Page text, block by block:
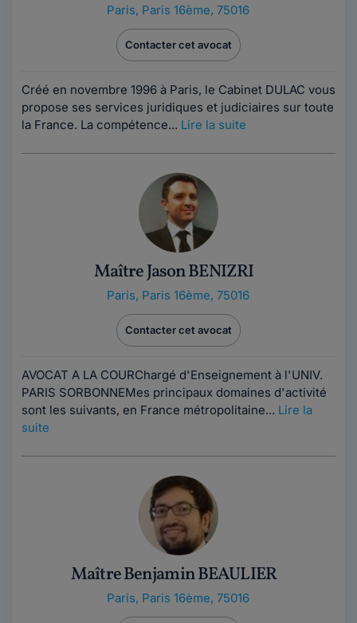
Paris, Paris 16ème, 75016
Contacter cet avocat
Créé en novembre 1996 à Paris, le Cabinet DULAC vous
propose ses services juridiques et judiciaires sur toute
la France. La compétence... Lire la suite
Maître Jason BENIZRI
Paris, Paris 16ème, 75016
Contacter cet avocat
AVOCAT A LA COURChargé d'Enseignement à l'UNIV.
PARIS SORBONNEMes principaux domaines d'activité
sont les suivants, en France métropolitaine... Lire la
suite
Maître Benjamin BEAULIER
Paris, Paris 16ème, 75016